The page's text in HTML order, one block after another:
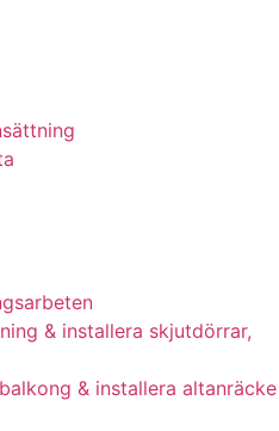
& installera skjutdörrar,
& installera altanräcke